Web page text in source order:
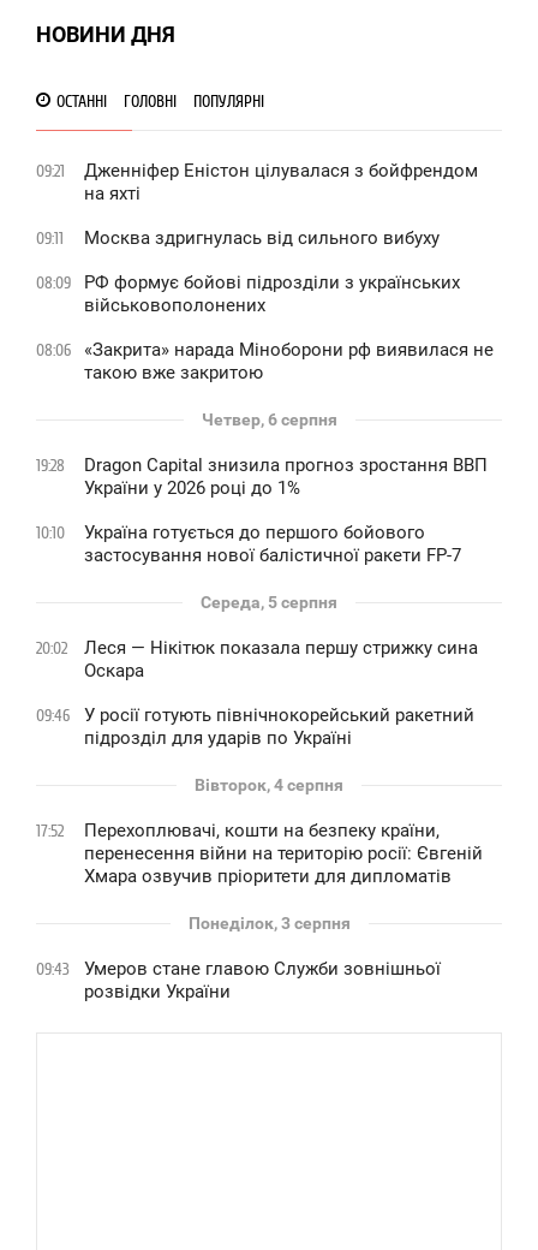
НОВИНИ ДНЯ
ОСТАННІ ГОЛОВНІ ПОПУЛЯРНІ
09:21
Дженніфер Еністон цілувалася з бойфрендом
на яхті
09:11 Москва здригнулась від сильного вибуху
08:09
РФ формує бойові підрозділи з українських
військовополонених
08:06
«Закрита» нарада Міноборони рф виявилася не
такою вже закритою
Четвер, 6 серпня
19:28
Dragon Capital знизила прогноз зростання ВВП
України у 2026 році до 1%
10:10
Україна готується до першого бойового
застосування нової балістичної ракети FP-7
Середа, 5 серпня
20:02
Леся — Нікітюк показала першу стрижку сина
Оскара
09:46
У росії готують північнокорейський ракетний
підрозділ для ударів по Україні
Вівторок, 4 серпня
17:52
Перехоплювачі, кошти на безпеку країни,
перенесення війни на територію росії: Євгеній
Хмара озвучив пріоритети для дипломатів
Понеділок, 3 серпня
09:43
Умеров стане главою Служби зовнішньої
розвідки України